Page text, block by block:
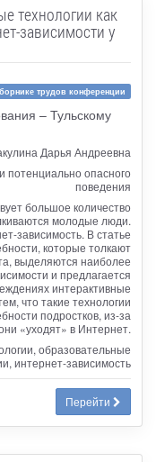
технологии как
зависимости у
трудов конференции
– Тульскому
Дарья Андреевна
потенциально опасного
поведения
большое количество
молодые люди.
зависимость. В статье
которые толкают
выделяются наиболее
и предлагается
интерактивные
что такие технологии
подростков, из-за
«уходят» в Интернет.
образовательные
интернет-зависимость
Перейти